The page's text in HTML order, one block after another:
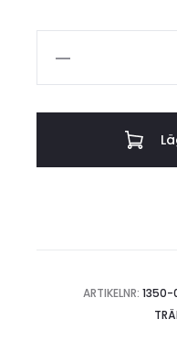
ARTIKELNR: 1350-